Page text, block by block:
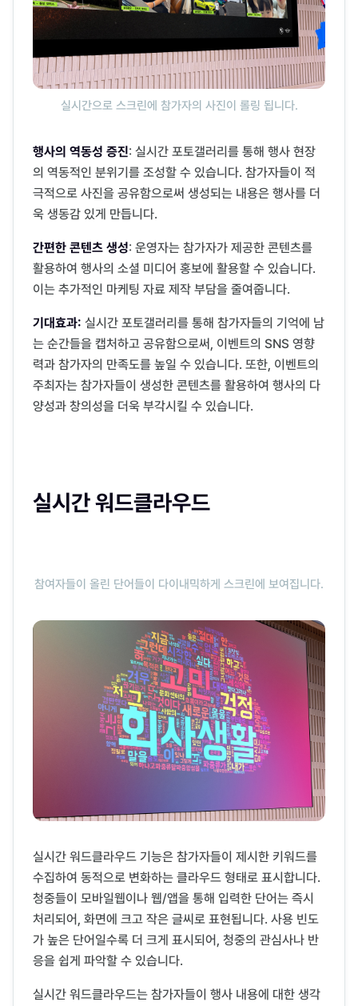
실시간으로 스크린에 참가자의 사진이 롤링 됩니다.
행사의 역동성 증진: 실시간 포토갤러리를 통해 행사 현장
의 역동적인 분위기를 조성할 수 있습니다. 참가자들이 적
극적으로 사진을 공유함으로써 생성되는 내용은 행사를 더
욱 생동감 있게 만듭니다.
간편한 콘텐츠 생성: 운영자는 참가자가 제공한 콘텐츠를
활용하여 행사의 소셜 미디어 홍보에 활용할 수 있습니다.
이는 추가적인 마케팅 자료 제작 부담을 줄여줍니다.
기대효과: 실시간 포토갤러리를 통해 참가자들의 기억에 남
는 순간들을 캡처하고 공유함으로써, 이벤트의 SNS 영향
력과 참가자의 만족도를 높일 수 있습니다. 또한, 이벤트의
주최자는 참가자들이 생성한 콘텐츠를 활용하여 행사의 다
양성과 창의성을 더욱 부각시킬 수 있습니다.
실시간 워드클라우드
참여자들이 올린 단어들이 다이내믹하게 스크린에 보여집니다.
실시간 워드클라우드 기능은 참가자들이 제시한 키워드를
수집하여 동적으로 변화하는 클라우드 형태로 표시합니다.
청중들이 모바일웹이나 웹/앱을 통해 입력한 단어는 즉시
처리되어, 화면에 크고 작은 글씨로 표현됩니다. 사용 빈도
가 높은 단어일수록 더 크게 표시되어, 청중의 관심사나 반
응을 쉽게 파악할 수 있습니다.
실시간 워드클라우드는 참가자들이 행사 내용에 대한 생각